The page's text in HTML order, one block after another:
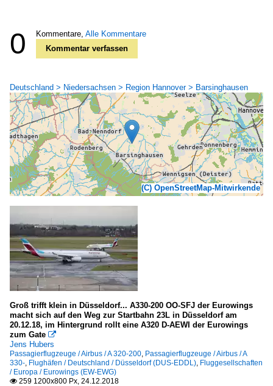
0 Kommentare, Alle Kommentare
Kommentar verfassen
Deutschland > Niedersachsen > Region Hannover > Barsinghausen
(C) OpenStreetMap-Mitwirkende
Groß trifft klein in Düsseldorf... A330-200 OO-SFJ der Eurowings
macht sich auf den Weg zur Startbahn 23L in Düsseldorf am
20.12.18, im Hintergrund rollt eine A320 D-AEWI der Eurowings
zum Gate 
Jens Hubers
Passagierflugzeuge / Airbus / A 320-200, Passagierflugzeuge / Airbus / A
330-, Flughäfen / Deutschland / Düsseldorf (DUS-EDDL), Fluggesellschaften
/ Europa / Eurowings (EW-EWG)
 259 1200x800 Px, 24.12.2018